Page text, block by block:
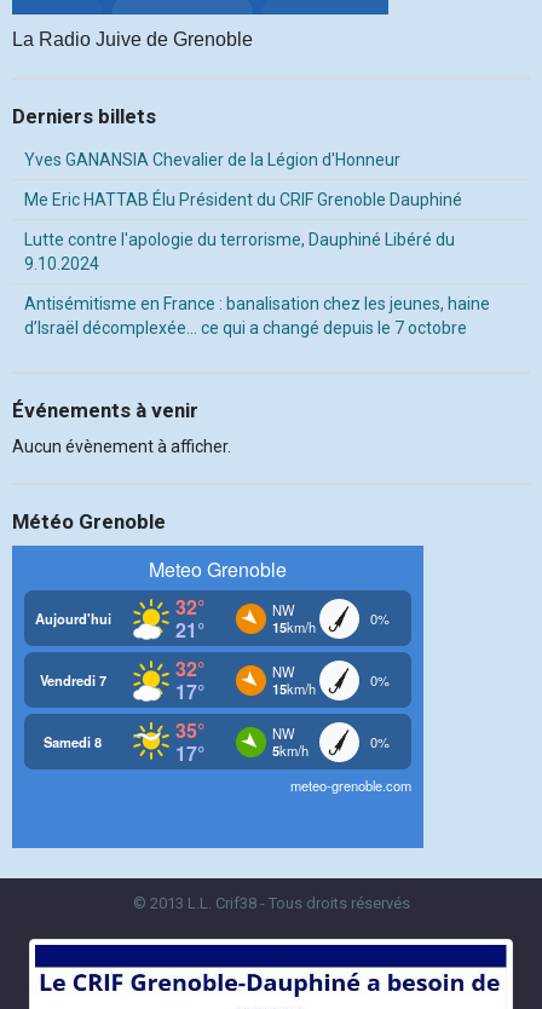
La Radio Juive de Grenoble
Derniers billets
Yves GANANSIA Chevalier de la Légion d'Honneur
Me Eric HATTAB Élu Président du CRIF Grenoble Dauphiné
Lutte contre l'apologie du terrorisme, Dauphiné Libéré du
9.10.2024
Antisémitisme en France : banalisation chez les jeunes, haine
d’Israël décomplexée… ce qui a changé depuis le 7 octobre
Événements à venir
Aucun évènement à afficher.
Météo Grenoble
© 2013 L.L. Crif38 - Tous droits réservés